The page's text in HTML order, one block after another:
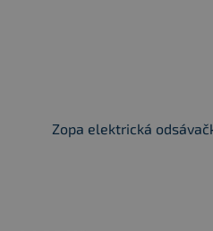
Zopa elektrická